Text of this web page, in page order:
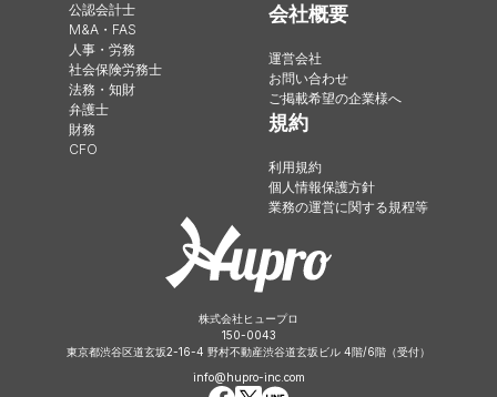
公認会計士
M&A・FAS
人事・労務
社会保険労務士
法務・知財
弁護士
財務
CFO
会社概要
運営会社
お問い合わせ
ご掲載希望の企業様へ
規約
利用規約
個人情報保護方針
業務の運営に関する規程等
株式会社ヒュープロ
150-0043
東京都渋谷区道玄坂2-16-4 野村不動産渋谷道玄坂ビル 4階/6階（受付）
info@hupro-inc.com